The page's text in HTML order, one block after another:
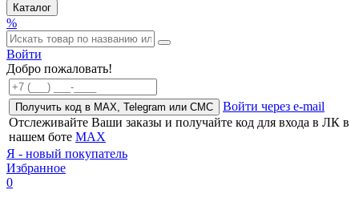
Каталог
%
Войти
Добро пожаловать!
Получить код в MAX, Telegram или СМС
Войти через e-mail
Отслеживайте Ваши заказы и получайте код для входа в ЛК в
нашем боте MAX
Я - новый покупатель
Избранное
0